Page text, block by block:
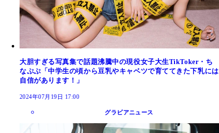
大胆すぎる写真集で話題沸騰中の現役女子大生TikToker・ち
なぷぷ「中学生の頃から豆乳やキャベツで育ててきた下乳には
自信があります！」
2024年07月19日 17:00
グラビアニュース